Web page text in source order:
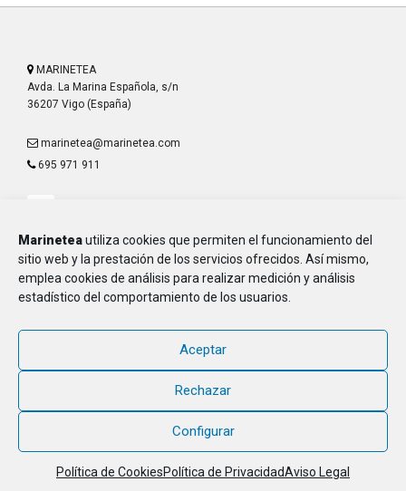
Marineteautiliza cookies que permiten el funcionamiento del
sitio web y la prestación de los servicios ofrecidos. Así mismo,
emplea cookies de análisis para realizar medición y análisis
estadístico del comportamiento de los usuarios.
Aceptar
Rechazar
Configurar
Política de CookiesPolítica de PrivacidadAviso Legal
MARINETEA
Avda. La Marina Española, s/n
36207 Vigo (España)
marinetea@marinetea.com
695 971 911
Aviso Legal
Política de Privacidad
Política de Cookies
MARINETEA, Asociación de Marineros de la E.T.E.A. y Armada, CIF G-